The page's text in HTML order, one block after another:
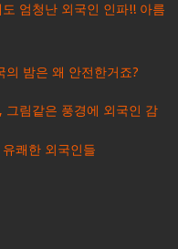
엄청난 외국인 인파!! 아름
의 밤은 왜 안전한거죠?
그림같은 풍경에 외국인 감
쾌한 외국인들